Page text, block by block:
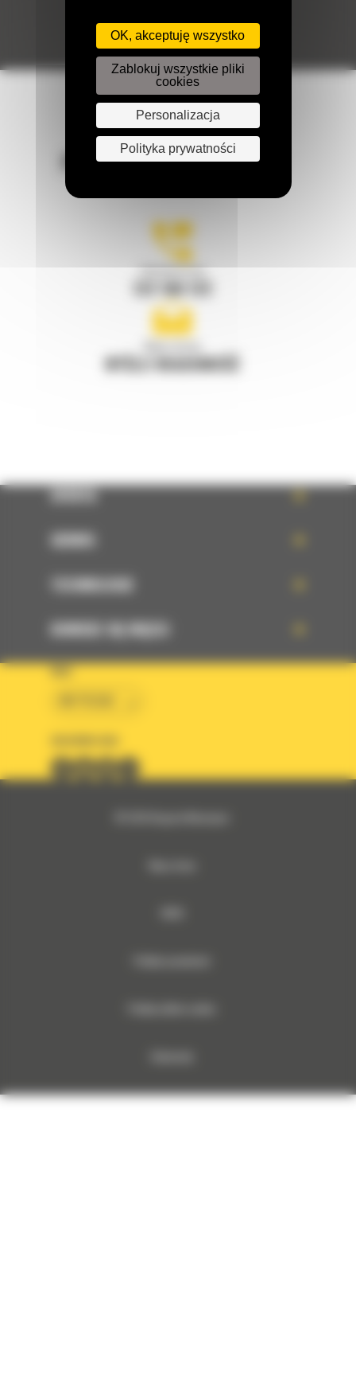
POZOSTAŃMY W KONTAKCIE
Zadzwoń do nas
122 100 122
WYŚLIJ WIADOMOŚĆ
OFERTA
SERWIS
TECHNOLOGIE
DOWIEDZ SIĘ WIĘCEJ
KRAJ
OK, akceptuję wszystko
Zablokuj wszystkie pliki
cookies
Personalizacja
Polityka prywatności